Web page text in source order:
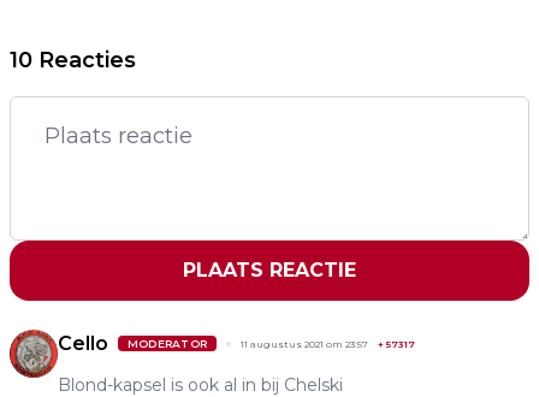
10 Reacties
PLAATS REACTIE
Cello MODERATOR 11 augustus 2021 om 23:57 +57317
Blond-kapsel is ook al in bij Chelski